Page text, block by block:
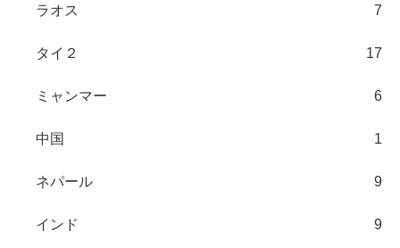
ラオス 7
タイ２ 17
ミャンマー 6
中国 1
ネパール 9
インド 9